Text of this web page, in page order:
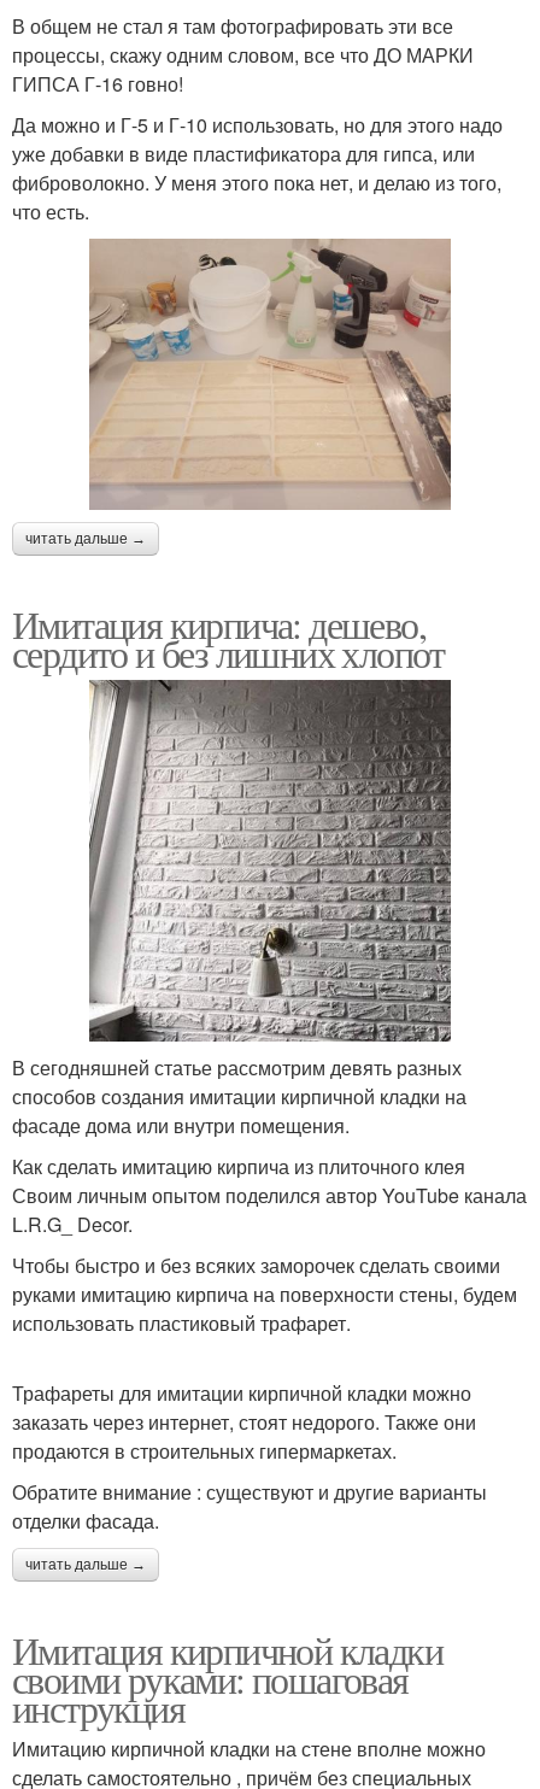
В общем не стал я там фотографировать эти все
процессы, скажу одним словом, все что ДО МАРКИ
ГИПСА Г-16 говно!
Да можно и Г-5 и Г-10 использовать, но для этого надо
уже добавки в виде пластификатора для гипса, или
фиброволокно. У меня этого пока нет, и делаю из того,
что есть.
читать дальше →
Имитация кирпича: дешево,
сердито и без лишних хлопот
В сегодняшней статье рассмотрим девять разных
способов создания имитации кирпичной кладки на
фасаде дома или внутри помещения.
Как сделать имитацию кирпича из плиточного клея
Своим личным опытом поделился автор YouTube канала
L.R.G_ Decor.
Чтобы быстро и без всяких заморочек сделать своими
руками имитацию кирпича на поверхности стены, будем
использовать пластиковый трафарет.
Трафареты для имитации кирпичной кладки можно
заказать через интернет, стоят недорого. Также они
продаются в строительных гипермаркетах.
Обратите внимание : существуют и другие варианты
отделки фасада.
читать дальше →
Имитация кирпичной кладки
своими руками: пошаговая
инструкция
Имитацию кирпичной кладки на стене вполне можно
сделать самостоятельно , причём без специальных